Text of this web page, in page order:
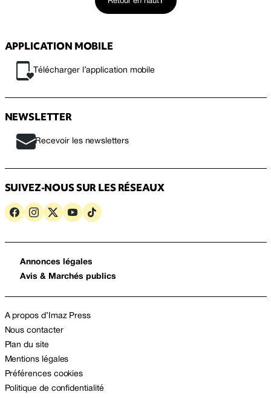
APPLICATION MOBILE
Télécharger l’application mobile
NEWSLETTER
Recevoir les newsletters
SUIVEZ-NOUS SUR LES RÉSEAUX
Annonces légales
Avis & Marchés publics
A propos d’Imaz Press
Nous contacter
Plan du site
Mentions légales
Préférences cookies
Politique de confidentialité